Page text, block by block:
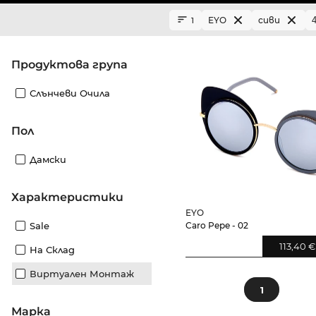
Продуктова група
Слънчеви Очила
Пол
Дамски
Характеристики
Sale
На Склад
Виртуален Монтаж
Марка
1 EYO сиви
EYO
Caro Pepe - 02
113,40 €
1